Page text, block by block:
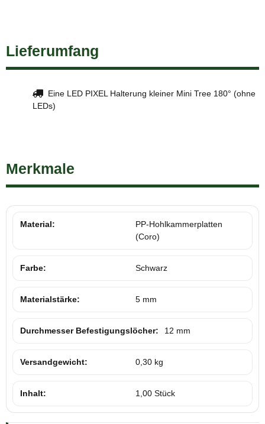
Lieferumfang
Eine LED PIXEL Halterung kleiner Mini Tree 180° (ohne
LEDs)
Merkmale
Material:
PP-Hohlkammerplatten
(Coro)
Farbe: Schwarz
Materialstärke: 5 mm
Durchmesser Befestigungslöcher: 12 mm
Versandgewicht: 0,30 kg
Inhalt: 1,00 Stück